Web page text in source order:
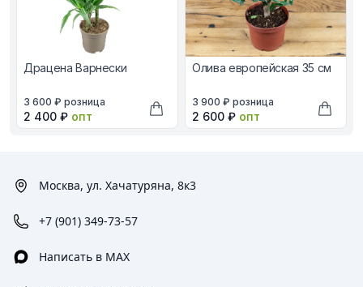
Драцена Варнески
В наличии, цена в рублях
3 600 ₽ розница
Оптовая цена в рублях
2 400 ₽ опт
Добавить в корзину
Олива европейская 35 см
В наличии, цена в рублях
3 900 ₽ розница
Оптовая цена в рублях
2 600 ₽ опт
Москва, ул. Хачатуряна, 8к3
+7 (901) 349-73-57
Написать в MAX